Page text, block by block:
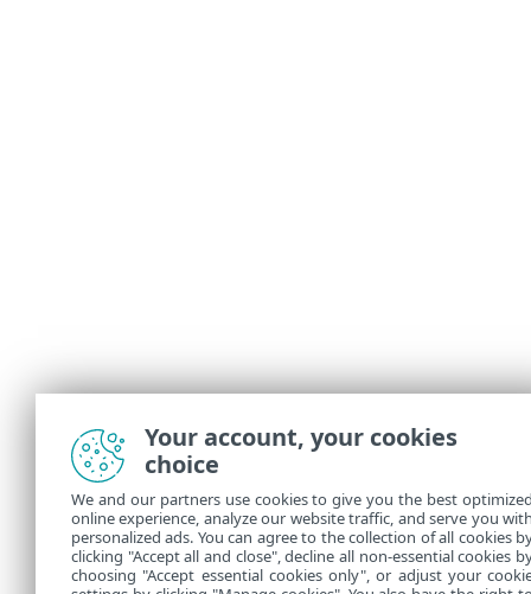
Your account, your cookies
choice
We and our partners use cookies to give you the best
online experience, analyze our website traffic, and serve you
personalized ads. You can agree to the collection of all cookies
clicking "Accept all and close", decline all non-essential cookies
choosing "Accept essential cookies only", or adjust your